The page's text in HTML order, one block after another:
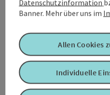
Anreise/Lage
Eignung
Datenschutzinformation
Banner. Mehr über uns im
Individuelle
Allen Cookies